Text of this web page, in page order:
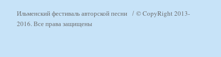
Ильменский фестиваль авторской песни
© CopyRight 2013-
2016. Все права защищены